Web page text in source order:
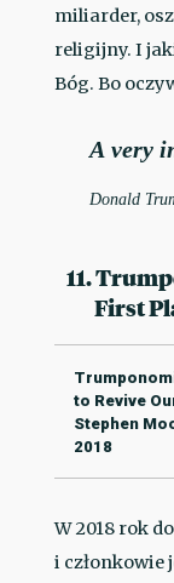
miliarder,
religijny. I
Bóg. Bo
A very
Donald
11.
First
to Revive
Stephen
2018
W 2018 rok
i członkowie